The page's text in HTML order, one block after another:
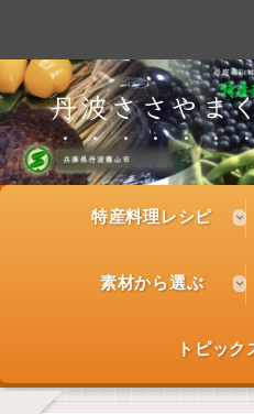
丹波ささやま
特産料理レシピ
素材から選ぶ
トピック